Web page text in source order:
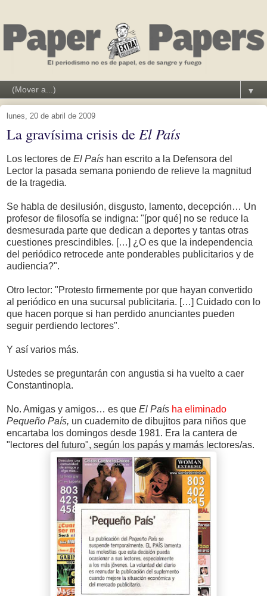
▼
lunes, 20 de abril de 2009
La gravísima crisis deEl País
Los lectores de El País han escrito a la Defensora del
Lector la pasada semana poniendo de relieve la magnitud
de la tragedia.
Se habla de desilusión, disgusto, lamento, decepción… Un
profesor de filosofía se indigna: "[por qué] no se reduce la
desmesurada parte que dedican a deportes y tantas otras
cuestiones prescindibles. […] ¿O es que la independencia
del periódico retrocede ante ponderables publicitarios y de
audiencia?".
Otro lector: "Protesto firmemente por que hayan convertido
al periódico en una sucursal publicitaria. […] Cuidado con lo
que hacen porque si han perdido anunciantes pueden
seguir perdiendo lectores".
Y así varios más.
Ustedes se preguntarán con angustia si ha vuelto a caer
Constantinopla.
No. Amigas y amigos… es que El País ha eliminado
Pequeño País, un cuadernito de dibujitos para niños que
encartaba los domingos desde 1981. Era la cantera de
"lectores del futuro", según los papás y mamás lectores/as.